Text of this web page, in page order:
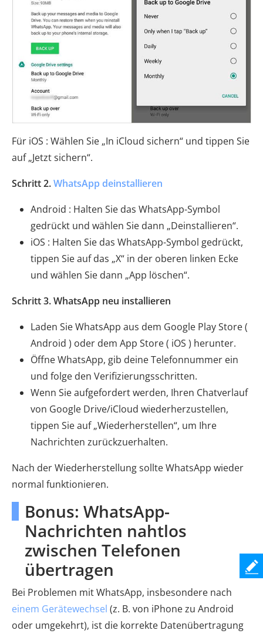
Für iOS : Wählen Sie „In iCloud sichern“ und tippen Sie
auf „Jetzt sichern“.
Schritt 2.WhatsApp deinstallieren
Android : Halten Sie das WhatsApp-Symbol
gedrückt und wählen Sie dann „Deinstallieren“.
iOS : Halten Sie das WhatsApp-Symbol gedrückt,
tippen Sie auf das „X“ in der oberen linken Ecke
und wählen Sie dann „App löschen“.
Schritt 3. WhatsApp neu installieren
Laden Sie WhatsApp aus dem Google Play Store (
Android ) oder dem App Store ( iOS ) herunter.
Öffne WhatsApp, gib deine Telefonnummer ein
und folge den Verifizierungsschritten.
Wenn Sie aufgefordert werden, Ihren Chatverlauf
von Google Drive/iCloud wiederherzustellen,
tippen Sie auf „Wiederherstellen“, um Ihre
Nachrichten zurückzuerhalten.
Nach der Wiederherstellung sollte WhatsApp wieder
normal funktionieren.
Bonus: WhatsApp-
Nachrichten nahtlos
zwischen Telefonen
übertragen
Bei Problemen mit WhatsApp, insbesondere nach
einem Gerätewechsel (z. B. von iPhone zu Android
oder umgekehrt), ist die korrekte Datenübertragung